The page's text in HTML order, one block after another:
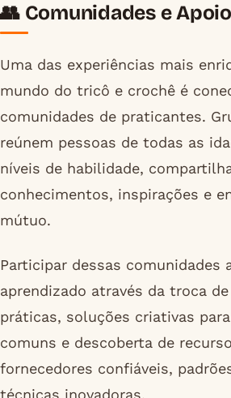
👥 Comunidades e
Uma das experiências mais
mundo do tricô e crochê é
comunidades de praticantes.
reúnem pessoas de todas as
níveis de habilidade,
conhecimentos, inspirações e
mútuo.
Participar dessas comunidades
aprendizado através da troca
práticas, soluções criativas
comuns e descoberta de
fornecedores confiáveis,
técnicas inovadoras.